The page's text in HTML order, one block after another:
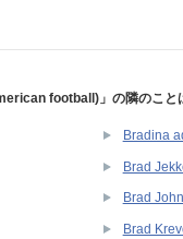
football)」の隣のこと
Bradina
Brad
Brad
Brad